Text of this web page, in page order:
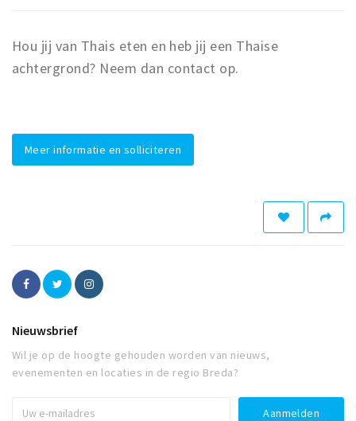
Hou jij van Thais eten en heb jij een Thaise
achtergrond? Neem dan contact op.
Meer informatie en solliciteren
Nieuwsbrief
Wil je op de hoogte gehouden worden van nieuws,
evenementen en locaties in de regio Breda?